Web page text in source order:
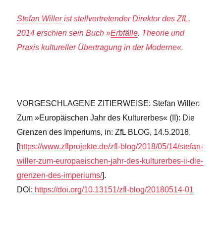
Stefan Willerist stellvertretender Direktor des ZfL.
2014 erschien sein Buch »Erbfälle. Theorie und
Praxis kultureller Übertragung in der Moderne«.
VORGESCHLAGENE ZITIERWEISE: Stefan Willer:
Zum »Europäischen Jahr des Kulturerbes« (II): Die
Grenzen des Imperiums, in: ZfL BLOG, 14.5.2018,
[https://www.zflprojekte.de/zfl-blog/2018/05/14/stefan-
willer-zum-europaeischen-jahr-des-kulturerbes-ii-die-
grenzen-des-imperiums/].
DOI: https://doi.org/10.13151/zfl-blog/20180514-01